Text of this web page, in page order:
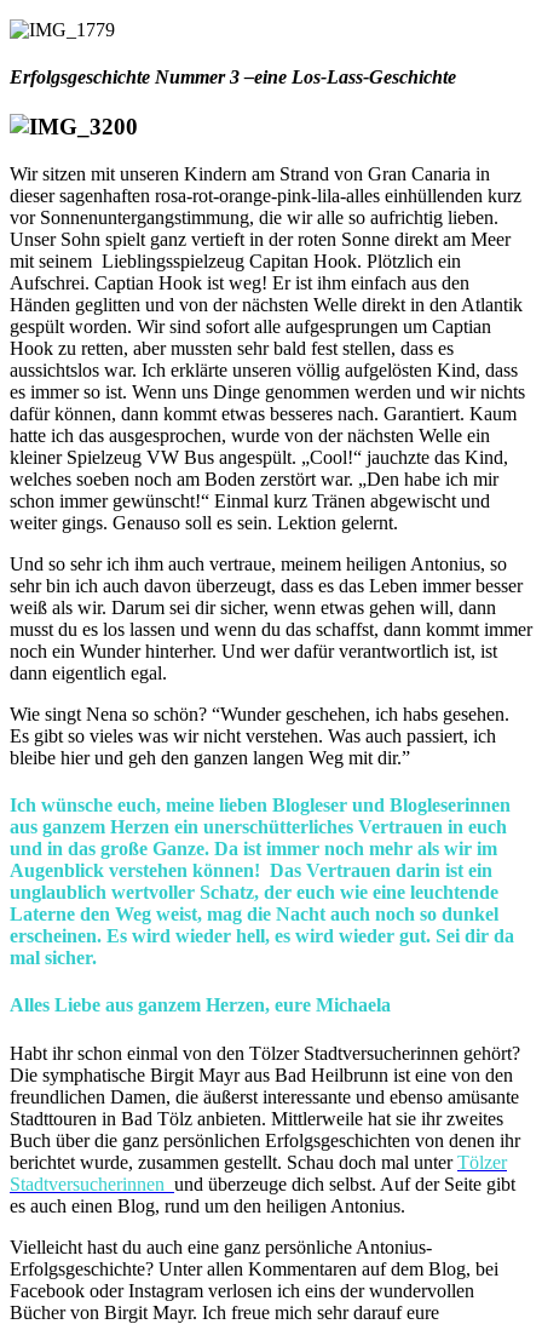
Erfolgsgeschichte Nummer 3 –eine Los-Lass-Geschichte
Wir sitzen mit unseren Kindern am Strand von Gran Canaria in
dieser sagenhaften rosa-rot-orange-pink-lila-alles einhüllenden kurz
vor Sonnenuntergangstimmung, die wir alle so aufrichtig lieben.
Unser Sohn spielt ganz vertieft in der roten Sonne direkt am Meer
mit seinem Lieblingsspielzeug Capitan Hook. Plötzlich ein
Aufschrei. Captian Hook ist weg! Er ist ihm einfach aus den
Händen geglitten und von der nächsten Welle direkt in den Atlantik
gespült worden. Wir sind sofort alle aufgesprungen um Captian
Hook zu retten, aber mussten sehr bald fest stellen, dass es
aussichtslos war. Ich erklärte unseren völlig aufgelösten Kind, dass
es immer so ist. Wenn uns Dinge genommen werden und wir nichts
dafür können, dann kommt etwas besseres nach. Garantiert. Kaum
hatte ich das ausgesprochen, wurde von der nächsten Welle ein
kleiner Spielzeug VW Bus angespült. „Cool!“ jauchzte das Kind,
welches soeben noch am Boden zerstört war. „Den habe ich mir
schon immer gewünscht!“ Einmal kurz Tränen abgewischt und
weiter gings. Genauso soll es sein. Lektion gelernt.
Und so sehr ich ihm auch vertraue, meinem heiligen Antonius, so
sehr bin ich auch davon überzeugt, dass es das Leben immer besser
weiß als wir. Darum sei dir sicher, wenn etwas gehen will, dann
musst du es los lassen und wenn du das schaffst, dann kommt immer
noch ein Wunder hinterher. Und wer dafür verantwortlich ist, ist
dann eigentlich egal.
Wie singt Nena so schön? “Wunder geschehen, ich habs gesehen.
Es gibt so vieles was wir nicht verstehen. Was auch passiert, ich
bleibe hier und geh den ganzen langen Weg mit dir.”
Ich wünsche euch, meine lieben Blogleser und Blogleserinnen
aus ganzem Herzen ein unerschütterliches Vertrauen in euch
und in das große Ganze. Da ist immer noch mehr als wir im
Augenblick verstehen können! Das Vertrauen darin ist ein
unglaublich wertvoller Schatz, der euch wie eine leuchtende
Laterne den Weg weist, mag die Nacht auch noch so dunkel
erscheinen. Es wird wieder hell, es wird wieder gut. Sei dir da
mal sicher.
Alles Liebe aus ganzem Herzen, eure Michaela
Habt ihr schon einmal von den Tölzer Stadtversucherinnen gehört?
Die symphatische Birgit Mayr aus Bad Heilbrunn ist eine von den
freundlichen Damen, die äußerst interessante und ebenso amüsante
Stadttouren in Bad Tölz anbieten. Mittlerweile hat sie ihr zweites
Buch über die ganz persönlichen Erfolgsgeschichten von denen ihr
berichtet wurde, zusammen gestellt. Schau doch mal unterTölzer
Stadtversucherinnen und überzeuge dich selbst. Auf der Seite gibt
es auch einen Blog, rund um den heiligen Antonius.
Vielleicht hast du auch eine ganz persönliche Antonius-
Erfolgsgeschichte? Unter allen Kommentaren auf dem Blog, bei
Facebook oder Instagram verlosen ich eins der wundervollen
Bücher von Birgit Mayr. Ich freue mich sehr darauf eure